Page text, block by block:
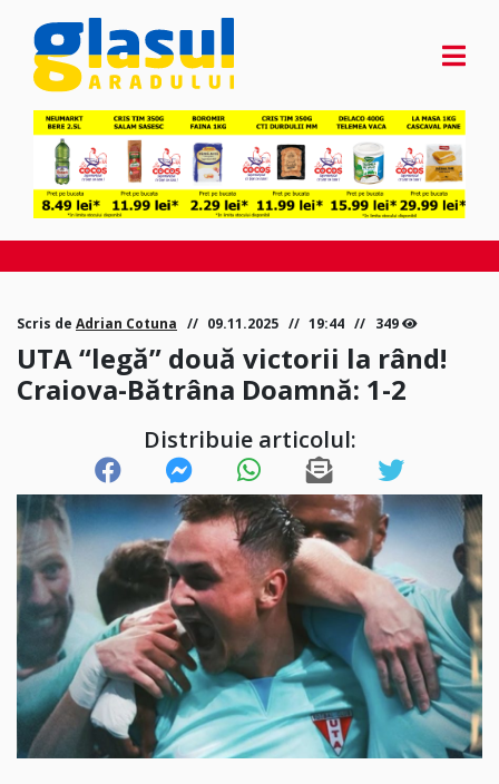
Scris de Adrian Cotuna 09.11.2025 19:44 349
UTA “legă” două victorii la rând!
Craiova-Bătrâna Doamnă: 1-2
Distribuie articolul: